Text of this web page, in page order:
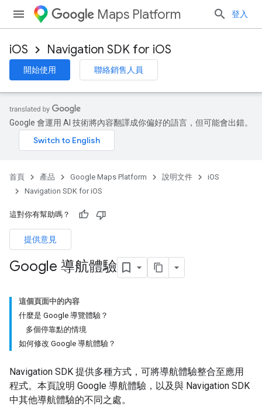
Maps Platform 登入
iOS Navigation SDK for iOS
開始使用 聯絡銷售人員
Google 會運用 AI 技術將內容翻譯成你偏好的語言，但可能會出錯。
首頁 產品 Google Maps Platform 說明文件
iOS
Navigation SDK for iOS
這對你有幫助嗎？
提供意見
Google 導航體驗
這個頁面中的內容
什麼是 Google 導覽體驗？
多個停靠點的情境
如何修改 Google 導航體驗？
Navigation SDK 提供多種方式，可將導航體驗整合至應用
程式。本頁說明 Google 導航體驗，以及與 Navigation SDK
中其他導航體驗的不同之處。